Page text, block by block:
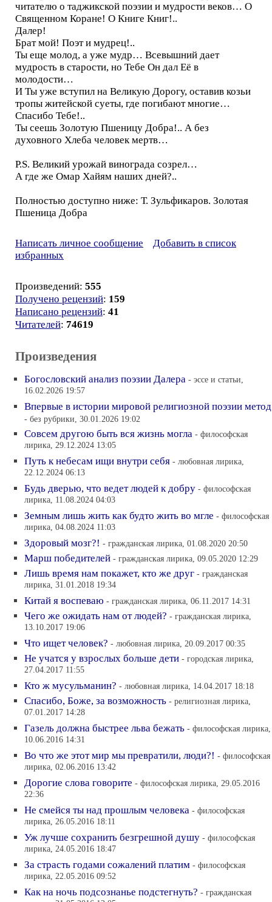
читателю о таджикской поэзии и мудрости веков… О
Священном Коране! О Книге Книг!..
Далер!
Брат мой! Поэт и мудрец!..
Ты еще молод, а уже мудр… Всевышний дает
мудрость в старости, но Тебе Он дал Её в
молодости…
И Ты уже вступил на Великую Дорогу, оставив козьи
тропы житейской суеты, где погибают многие…
Спасибо Тебе!..
Ты сеешь Золотую Пшеницу Добра!.. А без
духовного Хлеба человек мертв…
P.S. Великий урожай винограда созрел…
А где же Омар Хайям наших дней?..
Полностью доступно ниже: Т. Зульфикаров. Золотая
Пшеница Добра
Написать личное сообщение
Добавить в список
избранных
Произведений: 555
Получено рецензий: 159
Написано рецензий: 41
Читателей: 74619
Произведения
Богословский анализ поэзии Далера - эссе и статьи,
16.02.2026 19:57
Впервые в истории мировой религиозной поэзии метод
- без рубрики, 30.01.2026 19:02
Совсем другою быть вся жизнь могла - философская
лирика, 29.12.2024 13:05
Путь к небесам ищи внутри себя - любовная лирика,
22.12.2024 06:13
Будь дверью, что ведет людей к добру - философская
лирика, 11.08.2024 04:03
Земным лишь жить как будто жить во мгле - философская
лирика, 04.08.2024 11:03
Здоровый мозг?! - гражданская лирика, 01.08.2020 20:50
Марш победителей - гражданская лирика, 09.05.2020 12:29
Лишь время нам покажет, кто же друг - гражданская
лирика, 31.01.2018 19:34
Китай я воспеваю - гражданская лирика, 06.11.2017 14:31
Чего же ожидать нам от людей? - гражданская лирика,
13.10.2017 19:06
Что ищет человек? - любовная лирика, 20.09.2017 00:35
Не учатся у взрослых больше дети - городская лирика,
27.04.2017 11:55
Кто ж мусульманин? - любовная лирика, 14.04.2017 18:18
Спасибо, Боже, за возможность - религиозная лирика,
07.01.2017 14:28
Газель должна быстрее льва бежать - философская лирика,
10.06.2016 14:31
Во что же этот мир мы превратили, люди?! - философская
лирика, 02.06.2016 13:42
Дорогие слова говорите - философская лирика, 29.05.2016
22:36
Не смейся ты над прошлым человека - философская
лирика, 26.05.2016 18:11
Уж лучше сохранить безгрешной душу - философская
лирика, 24.05.2016 18:47
За страсть годами сожалений платим - философская
лирика, 22.05.2016 09:52
Как на ночь подсознанье подстегнуть? - гражданская